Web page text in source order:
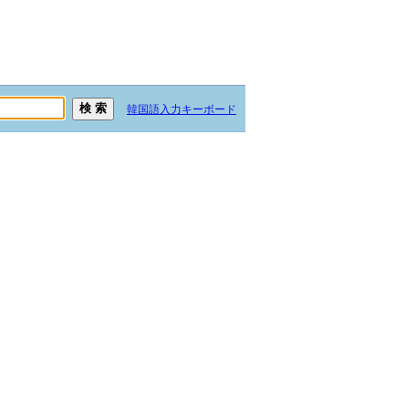
韓国語入力キーボード